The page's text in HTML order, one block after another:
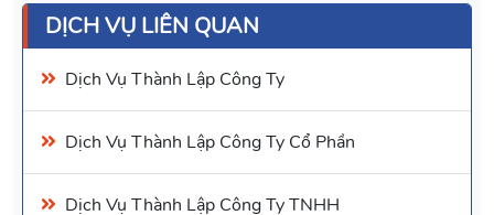
DỊCH VỤ LIÊN QUAN
Dịch Vụ Thành Lập Công Ty
Dịch Vụ Thành Lập Công Ty Cổ Phần
Dịch Vụ Thành Lập Công Ty TNHH